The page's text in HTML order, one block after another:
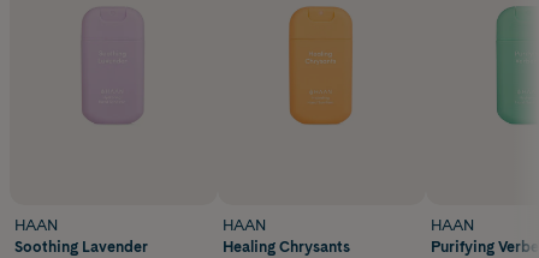
HAAN
Soothing Lavender
HAAN
Healing Chrysants
HAAN
Purifying